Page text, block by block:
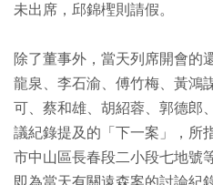
未出席，邱錦檉則請假。
除了董事外，當天列席開會的
龍泉、李石渝、傅竹梅、黃鴻
可、蔡和雄、胡紹蓉、郭德郎
議紀錄提及的「下一案」，所
市中山區長春段二小段七地號